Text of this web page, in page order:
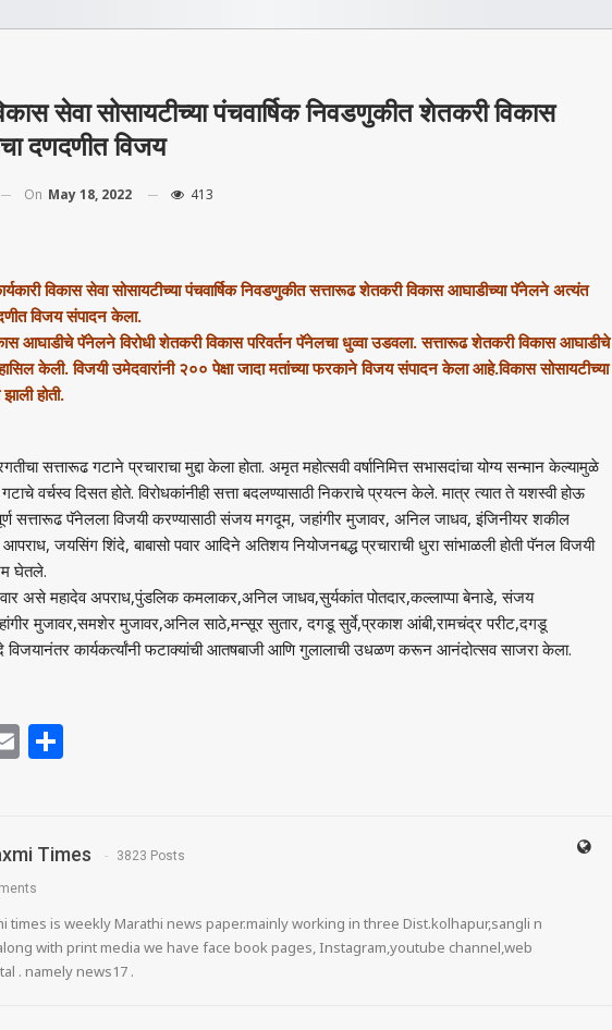
सेवा सोसायटीच्या पंचवार्षिक निवडणुकीत शेतकरी विकास
दणदणीत विजय
On May 18, 2022 413
विकास सेवा सोसायटीच्या पंचवार्षिक निवडणुकीत सत्तारूढ शेतकरी विकास आघाडीच्या पॅनेलने अत्यंत
विजय संपादन केला.
पॅनेलने विरोधी शेतकरी विकास परिवर्तन पॅनेलचा धुव्वा उडवला. सत्तारूढ शेतकरी विकास आघाडीचे
केली. विजयी उमेदवारांनी २०० पेक्षा जादा मतांच्या फरकाने विजय संपादन केला आहे.विकास सोसायटीच्या
होती.
सत्तारूढ गटाने प्रचाराचा मुद्दा केला होता. अमृत महोत्सवी वर्षानिमित्त सभासदांचा योग्य सन्मान केल्यामुळे
वर्चस्व दिसत होते. विरोधकांनीही सत्ता बदलण्यासाठी निकराचे प्रयत्न केले. मात्र त्यात ते यशस्वी होऊ
सत्तारूढ पॅनेलला विजयी करण्यासाठी संजय मगदूम, जहांगीर मुजावर, अनिल जाधव, इंजिनीयर शकील
जयसिंग शिंदे, बाबासो पवार आदिने अतिशय नियोजनबद्ध प्रचाराची धुरा सांभाळली होती पॅनल विजयी
घेतले.
असे महादेव अपराध,पुंडलिक कमलाकर,अनिल जाधव,सुर्यकांत पोतदार,कल्लाप्पा बेनाडे, संजय
मुजावर,समशेर मुजावर,अनिल साठे,मन्सूर सुतार, दगडू सुर्वे,प्रकाश आंबी,रामचंद्र परीट,दगडू
कार्यकर्त्यांनी फटाक्यांची आतषबाजी आणि गुलालाची उधळण करून आनंदोत्सव साजरा केला.
Email
Times 3823 Posts
times is weekly Marathi news paper.mainly working in three Dist.kolhapur,sangli n
with print media we have face book pages, Instagram,youtube channel,web
. namely news17 .